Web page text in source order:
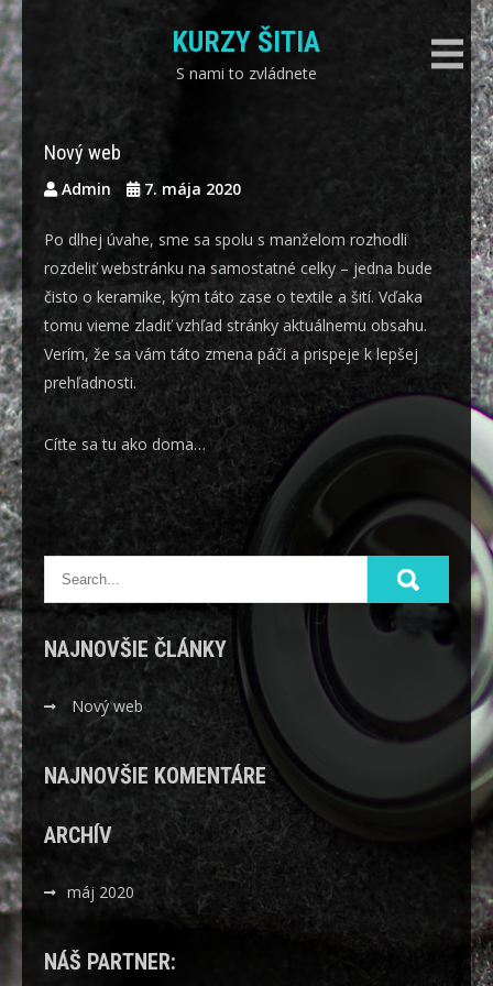
Skip
to
content
KURZY ŠITIA
S nami to zvládnete
Nový web
Admin 7. mája 2020
Po dlhej úvahe, sme sa spolu s manželom rozhodli
rozdeliť webstránku na samostatné celky – jedna bude
čisto o keramike, kým táto zase o textile a šití. Vďaka
tomu vieme zladiť vzhľad stránky aktuálnemu obsahu.
Verím, že sa vám táto zmena páči a prispeje k lepšej
prehľadnosti.
Cíťte sa tu ako doma…
NAJNOVŠIE ČLÁNKY
Nový web
NAJNOVŠIE KOMENTÁRE
ARCHÍV
máj 2020
NÁŠ PARTNER: